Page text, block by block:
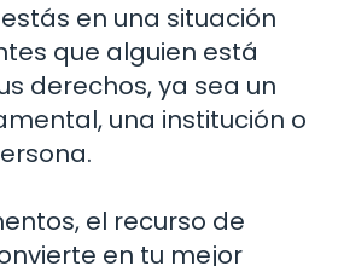
en una situación
que alguien está
derechos, ya sea un
una institución o
el recurso de
en tu mejor